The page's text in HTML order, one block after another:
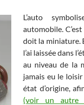
L’auto
automobile.
doit la miniature.
l’ai laissée dans
au niveau de la
jamais eu le loisir
état d’origine,
(voir un autre